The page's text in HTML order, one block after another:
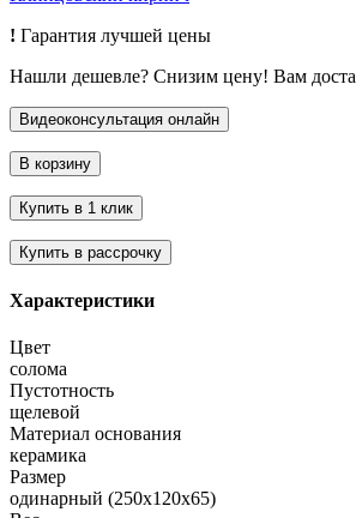
! Гарантия лучшей цены
Нашли дешевле? Снизим цену! Вам
Характеристики
Цвет
солома
Пустотность
щелевой
Материал основания
керамика
Размер
одинарный (250х120х65)